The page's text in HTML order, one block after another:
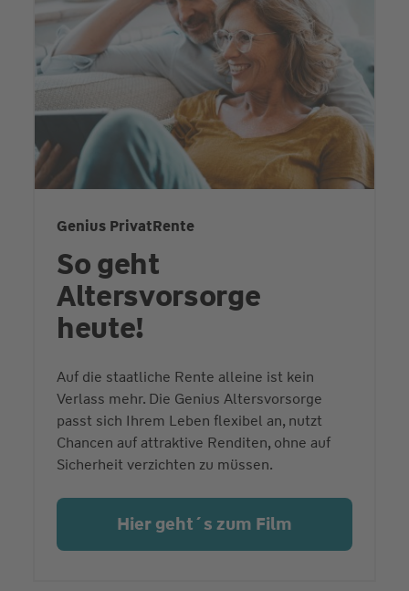
Genius PrivatRente
So geht
Altersvorsorge
heute!
Auf die staatliche Rente alleine ist kein
Verlass mehr. Die Genius Altersvorsorge
passt sich Ihrem Leben flexibel an, nutzt
Chancen auf attraktive Renditen, ohne auf
Sicherheit verzichten zu müssen.
Hier geht´s zum Film